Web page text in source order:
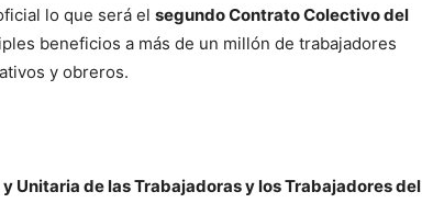
lo que será el segundo Contrato Colectivo del
beneficios a más de un millón de trabajadores
y obreros.
Unitaria de las Trabajadoras y los Trabajadores del